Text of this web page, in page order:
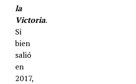
la
Victoria.
Si
bien
salió
en
2017,